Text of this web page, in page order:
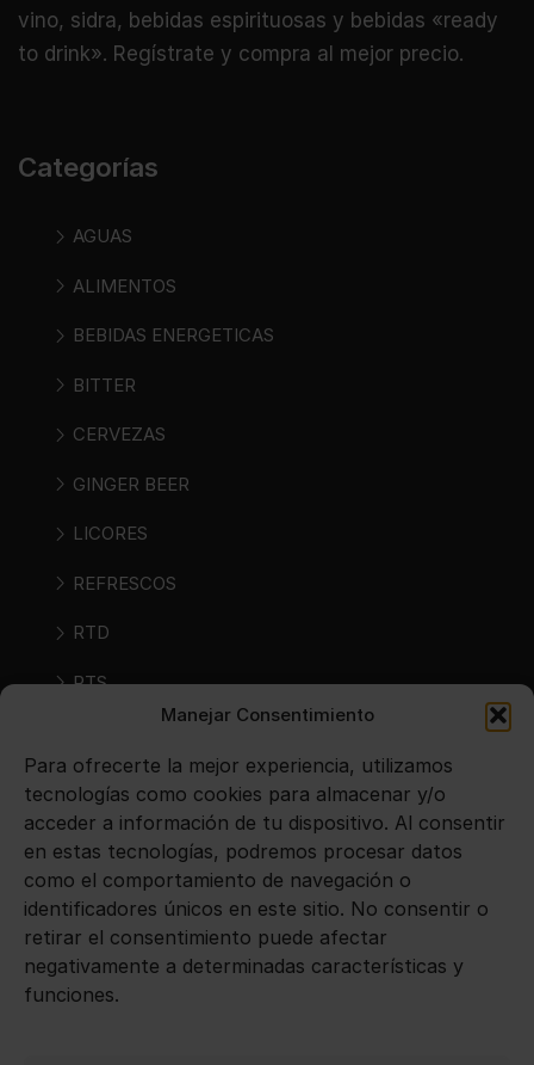
Manejar Consentimiento
Para ofrecerte la mejor experiencia, utilizamos
tecnologías como cookies para almacenar y/o
acceder a información de tu dispositivo. Al consentir
en estas tecnologías, podremos procesar datos
como el comportamiento de navegación o
identificadores únicos en este sitio. No consentir o
retirar el consentimiento puede afectar
negativamente a determinadas características y
funciones.
vino, sidra, bebidas espirituosas y bebidas «ready
to drink». Regístrate y compra al mejor precio.
Categorías
AGUAS
ALIMENTOS
BEBIDAS ENERGETICAS
BITTER
CERVEZAS
GINGER BEER
LICORES
REFRESCOS
RTD
RTS
VINOS
Avisos legales
Aviso legal
Política de privacidad